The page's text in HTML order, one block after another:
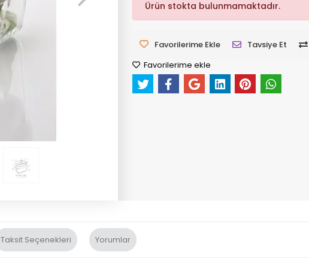
Ürün stokta bulunmamaktadır.
Favorilerime Ekle Tavsiye Et
Favorilerime ekle
Taksit Seçenekleri Yorumlar